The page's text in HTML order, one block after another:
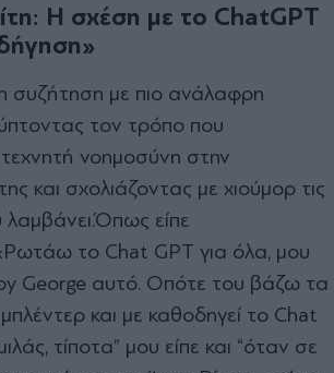
Η σχέση με το ChatGPT
συζήτηση με πιο ανάλαφρη
τον τρόπο που
τεχνητή νοημοσύνη στην
και σχολιάζοντας με χιούμορ τις
Όπως είπε
το Chat GPT για όλα, μου
George αυτό. Οπότε του βάζω τα
και με καθοδηγεί το Chat
τίποτα” μου είπε και “όταν σε